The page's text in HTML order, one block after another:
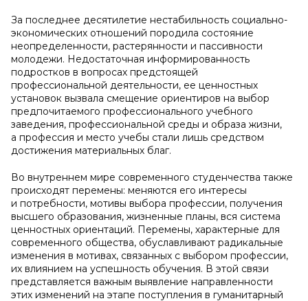
За последнее десятилетие нестабильность социально-
экономических отношений породила состояние
неопределенности, растерянности и пассивности
молодежи. Недостаточная информированность
подростков в вопросах предстоящей
профессиональной деятельности, ее ценностных
установок вызвала смещение ориентиров на выбор
предпочитаемого профессионального учебного
заведения, профессиональной среды и образа жизни,
а профессия и место учебы стали лишь средством
достижения материальных благ.
Во внутреннем мире современного студенчества также
происходят перемены: меняются его интересы
и потребности, мотивы выбора профессии, получения
высшего образования, жизненные планы, вся система
ценностных ориентаций. Перемены, характерные для
современного общества, обуславливают радикальные
изменения в мотивах, связанных с выбором профессии,
их влиянием на успешность обучения. В этой связи
представляется важным выявление направленности
этих изменений на этапе поступления в гуманитарный